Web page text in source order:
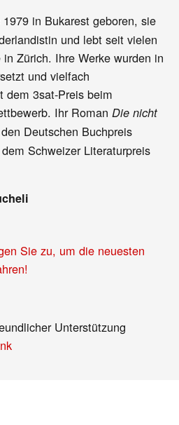
1979 in Bukarest geboren, sie
und lebt seit vielen
Zürich. Ihre Werke wurden in
und vielfach
dem 3sat-Preis beim
Ihr RomanDie nicht
Deutschen Buchpreis
Schweizer Literaturpreis
Sie zu, um die neuesten
Unterstützung